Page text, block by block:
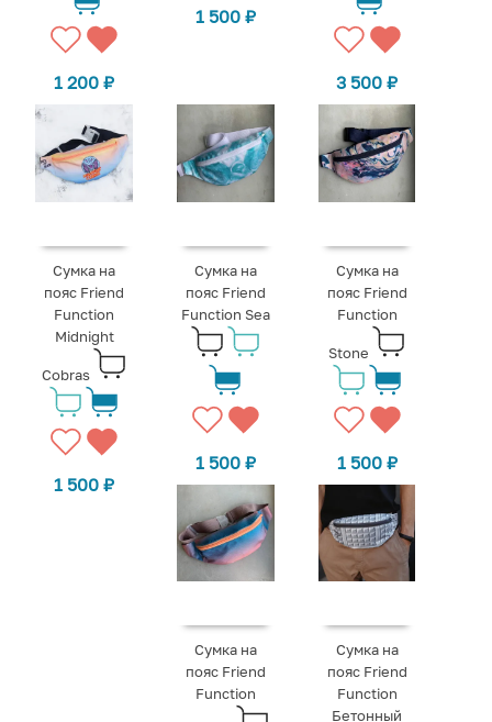
1 200₽
1 500 ₽
3 500₽
Сумка на
пояс Friend
Function
Midnight
Cobras
1 500₽
Сумка на
пояс Friend
Function Sea
1 500 ₽
Сумка на
пояс Friend
Function
Stone
1 500 ₽
Сумка на
пояс Friend
Function
Сумка на
пояс Friend
Function
Бетонный